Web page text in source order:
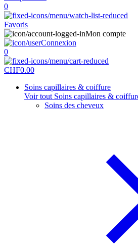
0
Favoris
Mon compte
Connexion
0
CHF0.00
Soins capillaires & coiffure
Voir tout Soins capillaires &
Soins des cheveux